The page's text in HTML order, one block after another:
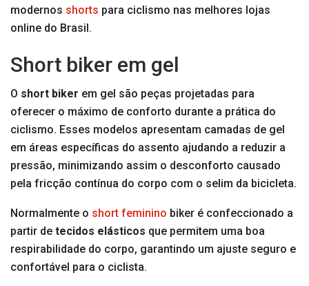
modernos shorts para ciclismo nas melhores lojas
online do Brasil.
Short biker em gel
O short biker em gel são peças projetadas para
oferecer o máximo de conforto durante a prática do
ciclismo. Esses modelos apresentam camadas de gel
em áreas específicas do assento ajudando a reduzir a
pressão, minimizando assim o desconforto causado
pela fricção contínua do corpo com o selim da bicicleta.
Normalmente o short feminino biker é confeccionado a
partir de tecidos elásticos que permitem uma boa
respirabilidade do corpo, garantindo um ajuste seguro e
confortável para o ciclista.